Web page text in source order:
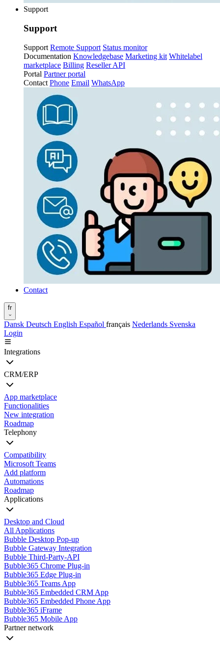
Support
Support
Support Remote Support Status monitor
Documentation Knowledgebase Marketing kit Whitelabel
marketplace Billing Reseller API
Portal Partner portal
Contact Phone Email WhatsApp
Contact
fr
Dansk Deutsch English Español français Nederlands Svenska
Login
Integrations
CRM/ERP
App marketplace
Functionalities
New integration
Roadmap
Telephony
Compatibility
Microsoft Teams
Add platform
Automations
Roadmap
Applications
Desktop and Cloud
All Applications
Bubble Desktop Pop-up
Bubble Gateway Integration
Bubble Third-Party-API
Bubble365 Chrome Plug-in
Bubble365 Edge Plug-in
Bubble365 Teams App
Bubble365 Embedded CRM App
Bubble365 Embedded Phone App
Bubble365 iFrame
Bubble365 Mobile App
Partner network